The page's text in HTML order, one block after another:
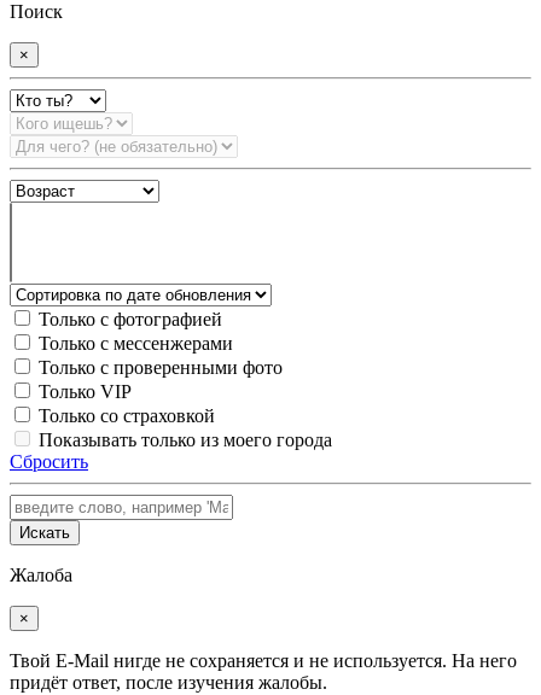
Поиск
×
Только с фотографией
Только с мессенжерами
Только с проверенными фото
Только VIP
Только со страховкой
Показывать только из моего города
Сбросить
Искать
Жалоба
×
Твой E-Mail нигде не сохраняется и не используется. На него
придёт ответ, после изучения жалобы.